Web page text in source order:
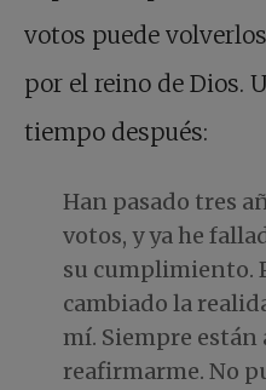
votos puede
por el reino de Dios.
tiempo después:
Han pasado tres
votos, y ya he
su cumplimiento.
cambiado la
mí. Siempre
reafirmarme. No